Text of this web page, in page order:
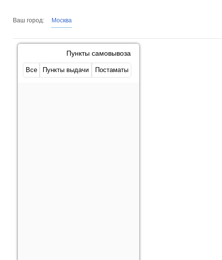
Ваш город: Москва
Пункты самовывоза
Все Пункты выдачи Постаматы